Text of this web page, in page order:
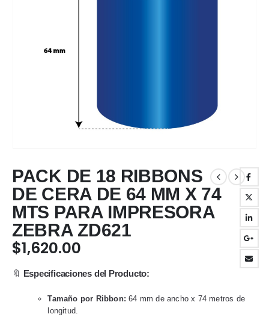
PACK DE 18 RIBBONS
DE CERA DE 64 MM X 74
MTS PARA IMPRESORA
ZEBRA ZD621
$1,620.00
🔖 Especificaciones del Producto:
Tamaño por Ribbon: 64 mm de ancho x 74 metros de
longitud.